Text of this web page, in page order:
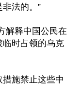
法的。”
解释中国公民在
时占领的乌克
施禁止这些中